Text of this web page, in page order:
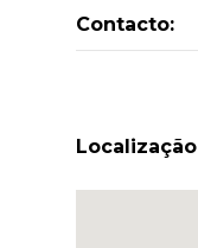
Contacto:
Localização